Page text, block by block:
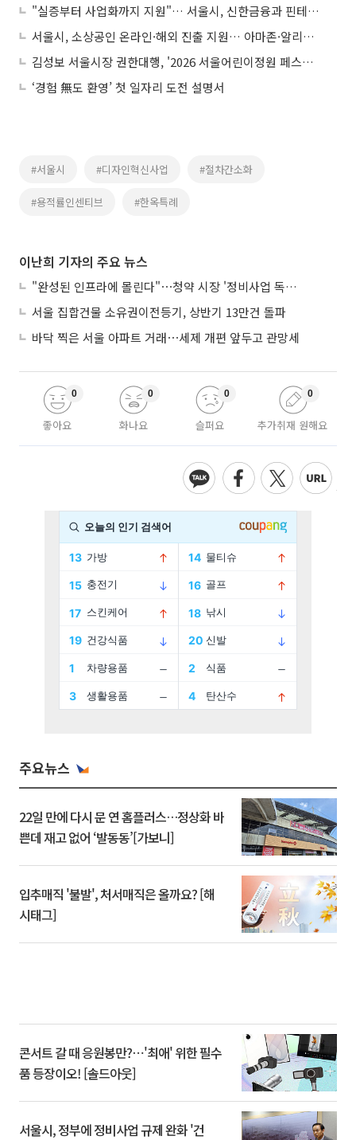
"실증부터 사업화까지 지원"… 서울시, 신한금융과 핀테크 스타트업 발굴
서울시, 소상공인 온라인·해외 진출 지원… 아마존·알리바바 입점까지 돕는다
김성보 서울시장 권한대행, '2026 서울어린이정원 페스티벌' 개막식 참석
‘경험 無도 환영’ 첫 일자리 도전 설명서
#서울시 #디자인혁신사업 #절차간소화
#용적률인센티브 #한옥특례
이난희 기자의 주요 뉴스
"완성된 인프라에 몰린다"⋯청약 시장 '정비사업 독주' 42배 격차
서울 집합건물 소유권이전등기, 상반기 13만건 돌파
바닥 찍은 서울 아파트 거래⋯세제 개편 앞두고 관망세
좋아요
0
화나요
0
슬퍼요
0
추가취재 원해요
0
주요뉴스
22일 만에 다시 문 연 홈플러스…정상화 바
쁜데 재고 없어 ‘발동동’[가보니]
입추매직 '불발', 처서매직은 올까요? [해
시태그]
콘서트 갈 때 응원봉만?⋯'최애' 위한 필수
품 등장이오! [솔드아웃]
서울시, 정부에 정비사업 규제 완화 '건